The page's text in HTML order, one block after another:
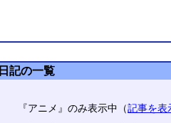
日記の一覧
『アニメ』のみ表示中（記事を表